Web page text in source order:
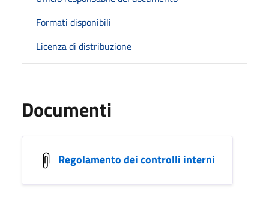
Formati disponibili
Licenza di distribuzione
Documenti
Regolamento dei controlli interni